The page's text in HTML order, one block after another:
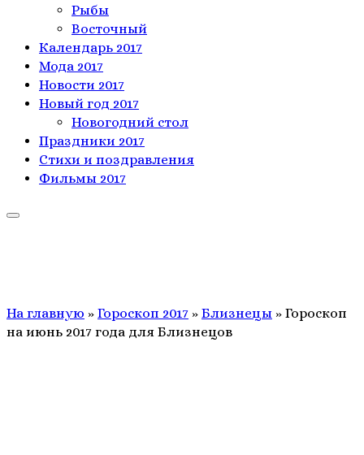
Рыбы
Восточный
Календарь 2017
Мода 2017
Новости 2017
Новый год 2017
Новогодний стол
Праздники 2017
Стихи и поздравления
Фильмы 2017
На главную » Гороскоп 2017 » Близнецы » Гороскоп
на июнь 2017 года для Близнецов